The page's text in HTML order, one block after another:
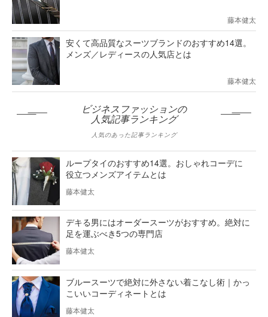
藤本健太
安くて高品質なスーツブランドのおすすめ14選。
メンズ／レディースの人気店とは
藤本健太
ビジネスファッションの
人気記事ランキング
人気のあった記事ランキング
ループタイのおすすめ14選。おしゃれコーデに
役立つメンズアイテムとは
藤本健太
デキる男にはオーダースーツがおすすめ。絶対に
足を運ぶべき5つの専門店
藤本健太
ブルースーツで絶対に外さない着こなし術｜かっ
こいいコーディネートとは
藤本健太